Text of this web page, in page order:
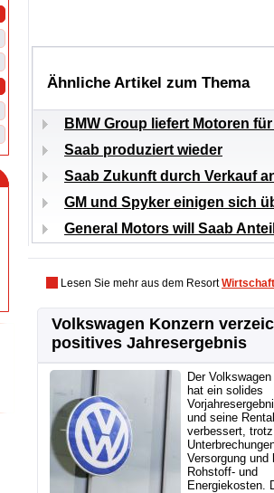
Ähnliche Artikel zum Thema
BMW Group liefert Motoren
Saab produziert wieder
Saab Zukunft durch Verkauf
GM und Spyker einigen sich
General Motors will Saab
Lesen Sie mehr aus dem ResortWirtschaft
Volkswagen Konzern
positives Jahresergebnis
Der
hat ein solides
und seine
verbessert, trotz
Versorgung und
Rohstoff- und
Energiekosten.